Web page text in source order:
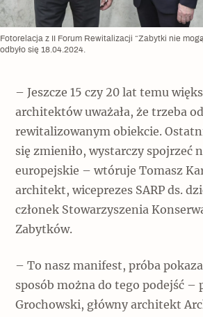
Fotorelacja z II Forum Rewitalizacji “Zabytki nie
odbyło się 18.04.2024.
– Jeszcze 15 czy 20 lat temu
architektów uważała, że trzeba
rewitalizowanym obiekcie.
się zmieniło, wystarczy spojrzeć
europejskie – wtóruje Tomasz
architekt, wiceprezes SARP ds.
członek Stowarzyszenia
Zabytków.
– To nasz manifest, próba
sposób można do tego podejść –
Grochowski, główny architekt